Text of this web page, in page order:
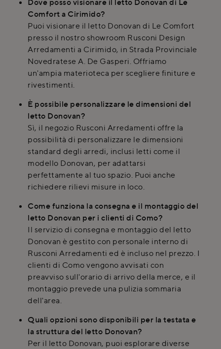
Dove posso visionare il letto Donovan di Le
Comfort a Cirimido?
Puoi visionare il letto Donovan di Le Comfort
presso il nostro showroom Rusconi Design
Arredamenti a Cirimido, in Strada Provinciale
Novedratese A. De Gasperi. Offriamo
un'ampia materioteca per scegliere finiture e
rivestimenti.
È possibile personalizzare le dimensioni del
letto Donovan?
Sì, il negozio Rusconi Arredamenti offre la
possibilità di personalizzare le dimensioni
standard degli arredi, inclusi letti come il
modello Donovan, per adattarsi
perfettamente al tuo spazio. Puoi anche
richiedere rilievi misure in loco.
Come funziona la consegna e il montaggio del
letto Donovan per i clienti di Como?
Il servizio di consegna e montaggio del letto
Donovan è gestito con personale interno di
Rusconi Arredamenti ed è incluso nel prezzo. I
clienti di Como vengono avvisati con
preavviso sull'orario di arrivo della merce, e il
montaggio prevede una pulizia sommaria
dell'area.
Quali opzioni sono disponibili per la testata e
la struttura del letto Donovan?
Per il letto Donovan, puoi esplorare diverse